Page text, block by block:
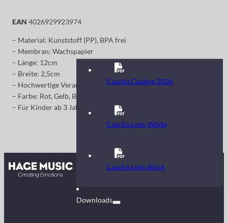
EAN 4026929923974
– Material: Kunststoff (PP), BPA frei
– Membran: Wachspapier
– Länge: 12cm
– Breite: 2,5cm
– Hochwertige Verarbeitung
– Farbe: Rot, Gelb, Blau, Lila, Weiß
– Für Kinder ab 3 Jahren
Kontakt
Downloads
Cascha Catalog 2026
Cascha Logo White
Cascha Logo Black